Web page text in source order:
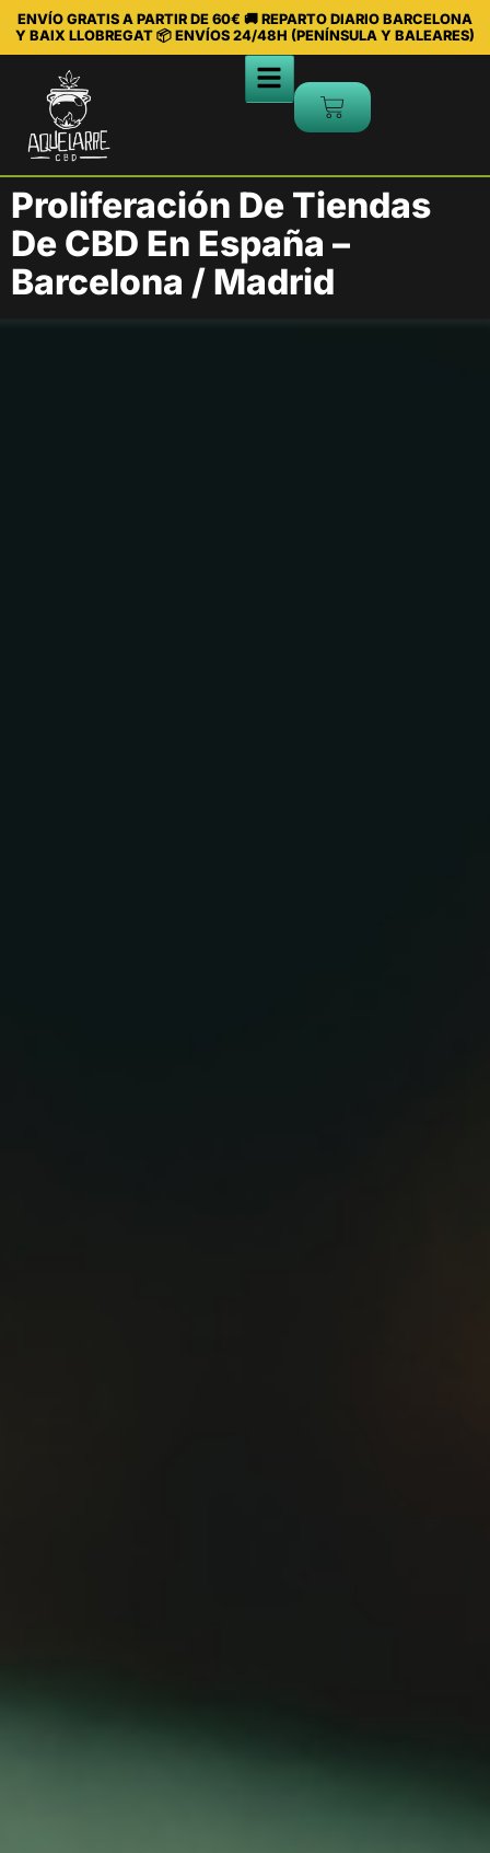
ENVÍO GRATIS A PARTIR DE 60€ 🚚 REPARTO DIARIO BARCELONA
Y BAIX LLOBREGAT 📦 ENVÍOS 24/48H (PENÍNSULA Y BALEARES)
Proliferación De Tiendas
De CBD En España –
Barcelona / Madrid